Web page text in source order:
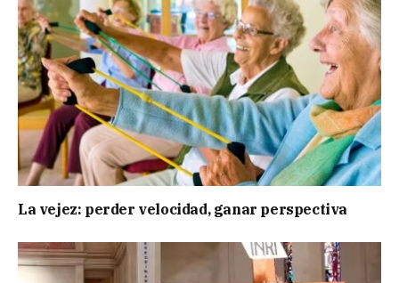
La vejez: perder velocidad, ganar perspectiva